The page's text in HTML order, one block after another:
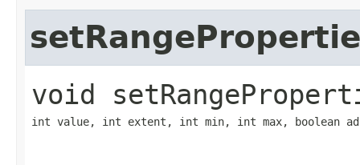
void
int value, int extent, int min, int max, boolean